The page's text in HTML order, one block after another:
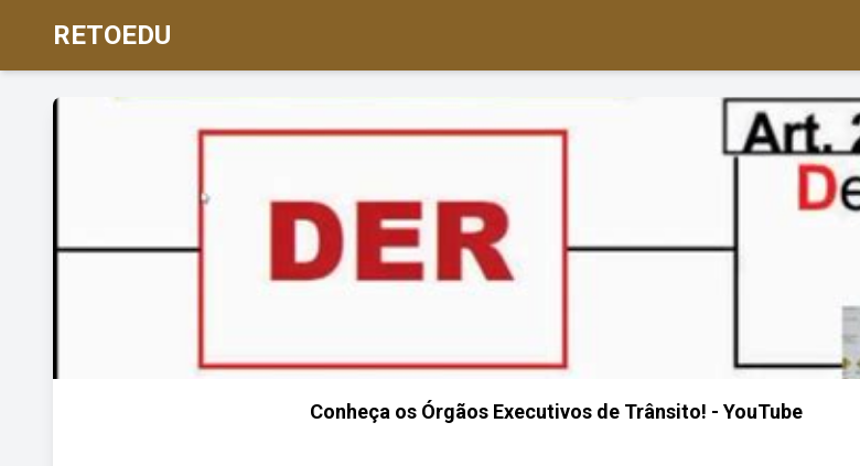
RETOEDU
Conheça os Órgãos Executivos de Trânsito! - YouTube